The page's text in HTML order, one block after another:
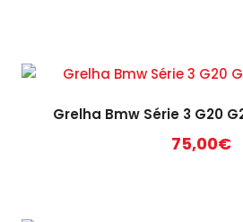
Grelha Bmw Série 3 G20
75,00€